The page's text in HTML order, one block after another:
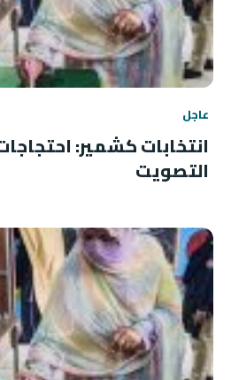
عاجل
انتخابات كشمير:
التصويت